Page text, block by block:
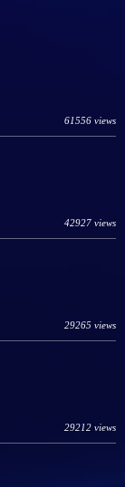
61556 views
42927 views
29265 views
29212 views